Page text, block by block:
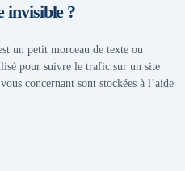
invisible ?
un petit morceau de texte ou
pour suivre le trafic sur un site
concernant sont stockées à l’aide